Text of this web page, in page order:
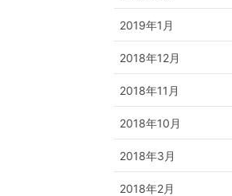
2019年1月
2018年12月
2018年11月
2018年10月
2018年3月
2018年2月